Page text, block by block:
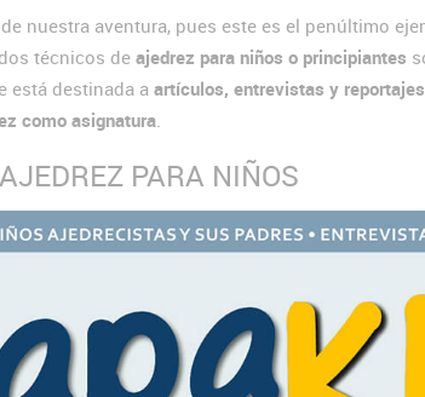
nuestra aventura, pues este es el penúltimo
técnicos de ajedrez para niños o principiantes
está destinada a artículos, entrevistas y
como asignatura
PARA NIÑOS